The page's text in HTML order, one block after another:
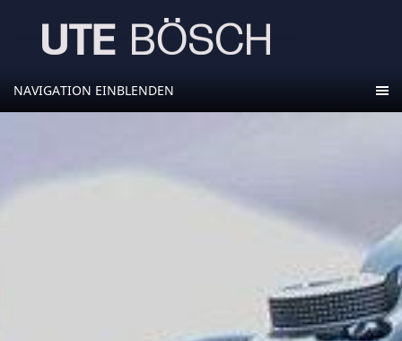
NAVIGATION EINBLENDEN